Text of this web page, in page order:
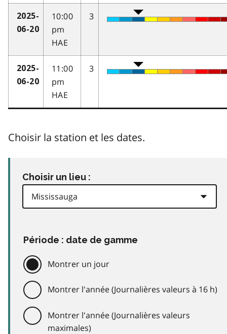
2025-
06-20
10:00
pm
HAE
3
2025-
06-20
11:00
pm
HAE
3
Choisir la station et les dates.
Choisir un lieu :
Période : date de gamme
Montrer un jour
Montrer l'année (Journalières valeurs à 16 h)
Montrer l'année (Journalières valeurs
maximales)